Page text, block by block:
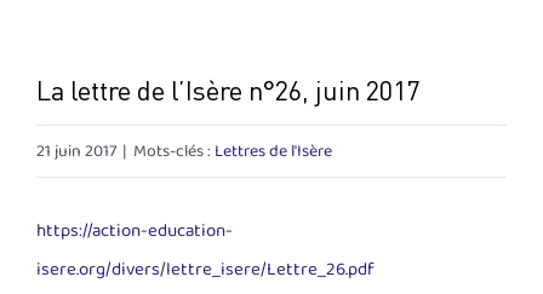
La lettre de l’Isère n°26, juin 2017
21 juin 2017 | Mots-clés : Lettres de l'Isère
https://action-education-
isere.org/divers/lettre_isere/Lettre_26.pdf